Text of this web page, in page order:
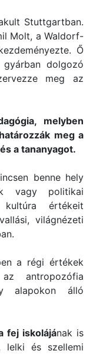
Stuttgartban.
Molt, a Waldorf-
Ő
dolgozó
meg az
melyben
meg a
a tananyagot.
benne hely
vagy politikai
kultúra értékeit
világnézeti
a régi értékek
antropozófia
alapokon álló
fej iskolájának is
lelki és szellemi